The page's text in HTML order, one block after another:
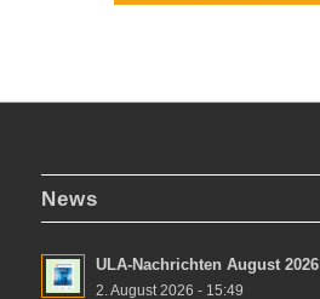
News
ULA-Nachrichten August 2026
2. August 2026 - 15:49